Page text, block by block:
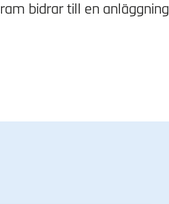
bidrar till en anläggning